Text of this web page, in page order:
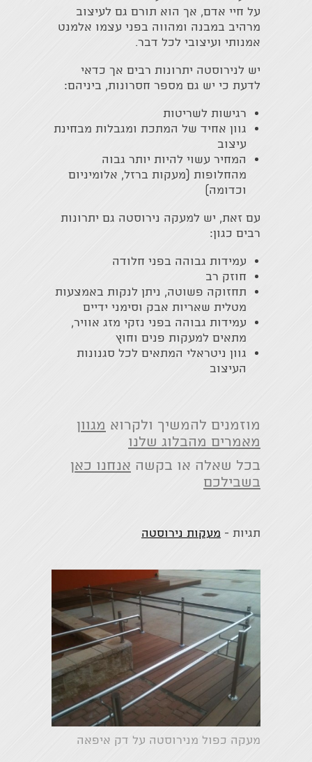
על חיי אדם, אך הוא תורם גם לעיצוב
מרהיב במבנה ומהווה בפני עצמו אלמנט
אמנותי ועיצובי לכל דבר.
יש לנירוסטה יתרונות רבים אך כדאי
לדעת כי יש גם מספר חסרונות, ביניהם:
רגישות לשריטות
גוון אחיד של המתכת ומגבלות מבחינת
עיצוב
המחיר עשוי להיות יותר גבוה
מהחלופות (מעקות ברזל, אלומיניום
וכדומה)
עם זאת, יש למעקה נירוסטה גם יתרונות
רבים כגון:
עמידות גבוהה בפני חלודה
חוזק רב
תחזוקה פשוטה, ניתן לנקות באמצעות
מטלית שאריות אבק וסימני ידיים
עמידות גבוהה בפני נזקי מזג אוויר,
מתאים למעקות פנים וחוץ
גוון ניטראלי המתאים לכל סגנונות
העיצוב
מוזמנים להמשיך ולקרוא מגוון
מאמרים מהבלוג שלנו
בכל שאלה או בקשה אנחנו כאן
בשבילכם
תגיות - מעקות נירוסטה
מעקה כפול מנירוסטה על דק איפאה